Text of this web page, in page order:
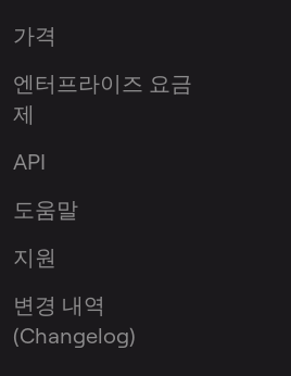
가격
엔터프라이즈 요금
제
API
도움말
지원
변경 내역
(Changelog)